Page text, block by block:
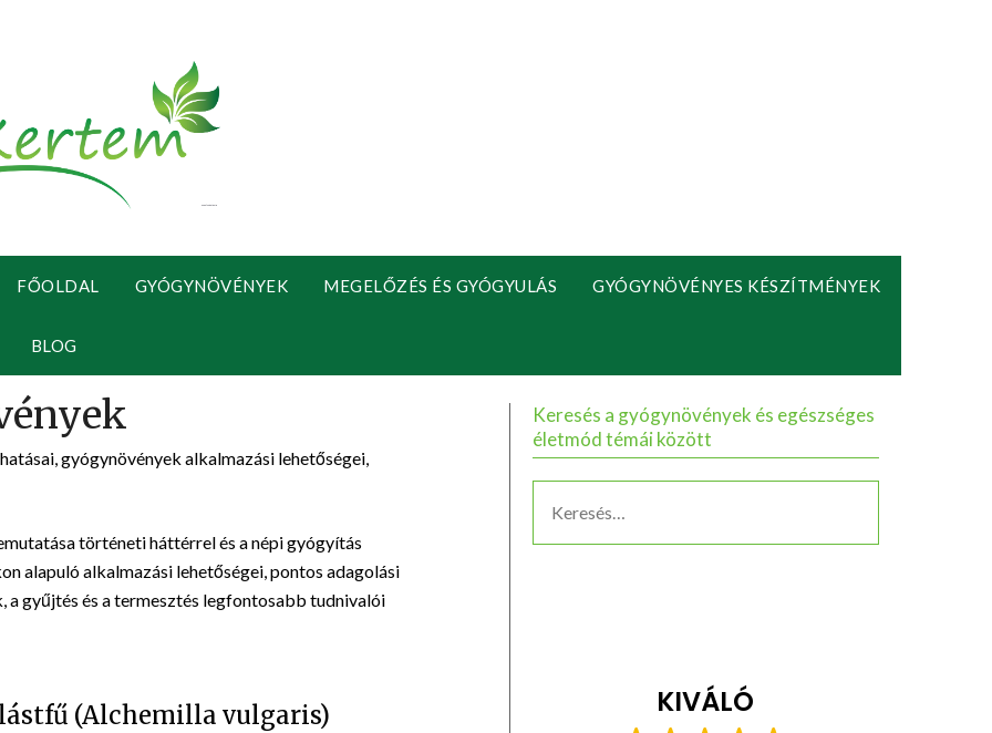
FŐOLDAL GYÓGYNÖVÉNYEK MEGELŐZÉS ÉS GYÓGYULÁS GYÓGYNÖVÉNYES KÉSZÍTMÉNYEK
BLOG
gyógynövények alkalmazási lehetőségei,
történeti háttérrel és a népi gyógyítás
alapuló alkalmazási lehetőségei, pontos adagolási
gyűjtés és a termesztés legfontosabb tudnivalói
(Alchemilla vulgaris)
Keresés a gyógynövények és egészséges
életmód témái között
KIVÁLÓ